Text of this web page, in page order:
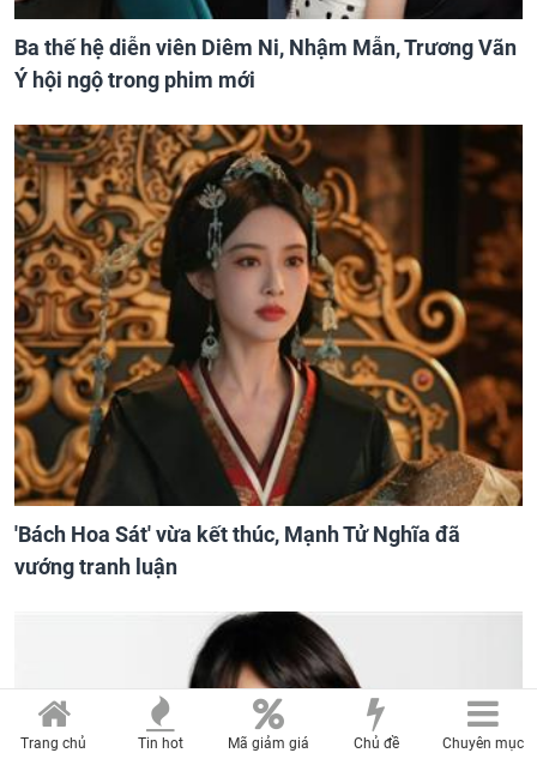
Ba thế hệ diễn viên Diêm Ni, Nhậm Mẫn, Trương Vãn
Ý hội ngộ trong phim mới
'Bách Hoa Sát' vừa kết thúc, Mạnh Tử Nghĩa đã
vướng tranh luận
Trang chủ Tin hot Mã giảm giá Chủ đề Chuyên mục